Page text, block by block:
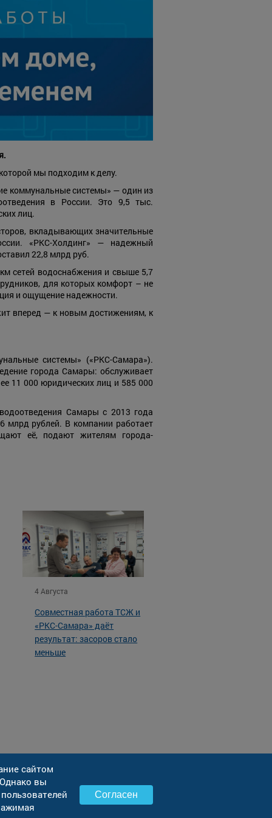
мы подходим к делу.
коммунальные системы» — один из
в России. Это 9,5 тыс.
лиц.
вкладывающих значительные
«РКС-Холдинг» — надежный
22,8 млрд руб.
сетей водоснабжения и свыше 5,7
для которых комфорт – не
и ощущение надежности.
вперед — к новым достижениям, к
системы» («РКС-Самара»).
города Самары: обслуживает
11 000 юридических лиц и 585 000
Самары с 2013 года
млрд рублей. В компании работает
её, подают жителям города-
4 Августа
Совместная работа ТСЖ и
«РКС-Самара» даёт
результат: засоров стало
меньше
сайтом
вы
Согласен